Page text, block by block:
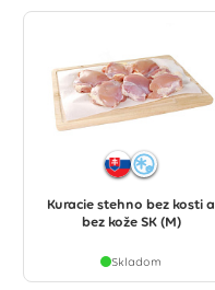
Kuracie stehno bez kosti a
bez kože SK (M)
Skladom